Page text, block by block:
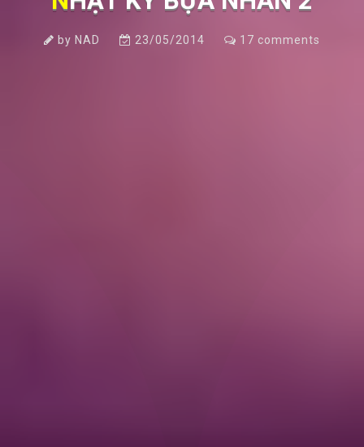
by NAD 23/05/2014 17 comments